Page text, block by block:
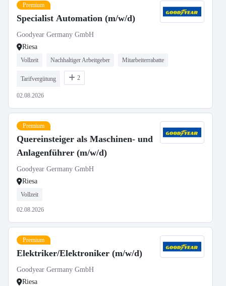
Premium
Specialist Automation (m/w/d)
Goodyear Germany GmbH
Riesa
Vollzeit Nachhaltiger Arbeitgeber Mitarbeiterrabatte
Tarifvergütung 2
02.08.2026
Premium
Quereinsteiger als Maschinen- und
Anlagenführer (m/w/d)
Goodyear Germany GmbH
Riesa
Vollzeit
02.08.2026
Premium
Elektriker/Elektroniker (m/w/d)
Goodyear Germany GmbH
Riesa